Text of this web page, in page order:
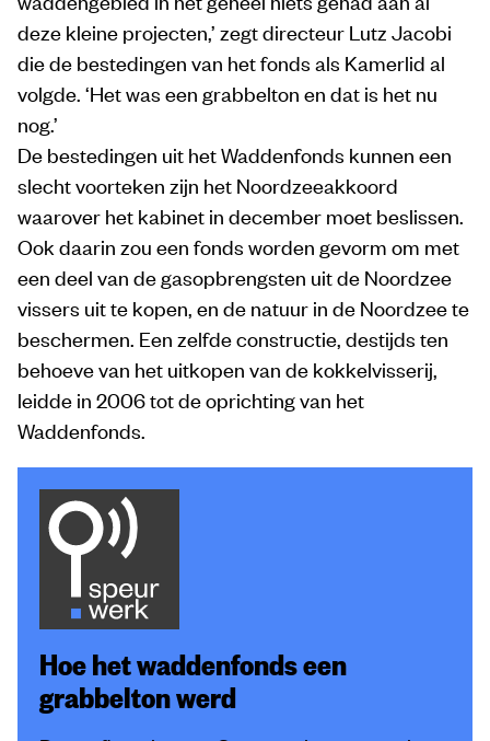
deze kleine projecten,’ zegt directeur Lutz Jacobi
die de bestedingen van het fonds als Kamerlid al
volgde. ‘Het was een grabbelton en dat is het nu
nog.’
De bestedingen uit het Waddenfonds kunnen een
slecht voorteken zijn het Noordzeeakkoord
waarover het kabinet in december moet beslissen.
Ook daarin zou een fonds worden gevorm om met
een deel van de gasopbrengsten uit de Noordzee
vissers uit te kopen, en de natuur in de Noordzee te
beschermen. Een zelfde constructie, destijds ten
behoeve van het uitkopen van de kokkelvisserij,
leidde in 2006 tot de oprichting van het
Waddenfonds.
Hoe het waddenfonds een
grabbelton werd